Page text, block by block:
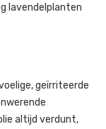
lavendelplanten
geïrriteerde
altijd verdunt,